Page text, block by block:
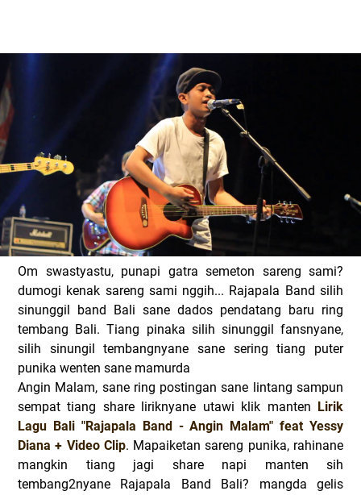
Om swastyastu, punapi gatra semeton sareng sami?
dumogi kenak sareng sami nggih... Rajapala Band silih
sinunggil band Bali sane dados pendatang baru ring
tembang Bali. Tiang pinaka silih sinunggil fansnyane,
silih sinungil tembangnyane sane sering tiang puter
punika wenten sane mamurda
Angin Malam, sane ring postingan sane lintang sampun
sempat tiang share liriknyane utawi klik manten Lirik
Lagu Bali "Rajapala Band - Angin Malam" feat Yessy
Diana + Video Clip. Mapaiketan sareng punika, rahinane
mangkin tiang jagi share napi manten sih
tembang2nyane Rajapala Band Bali? mangda gelis